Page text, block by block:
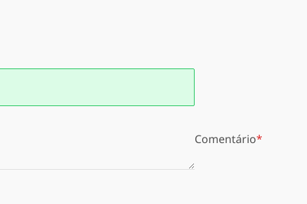
Comentário